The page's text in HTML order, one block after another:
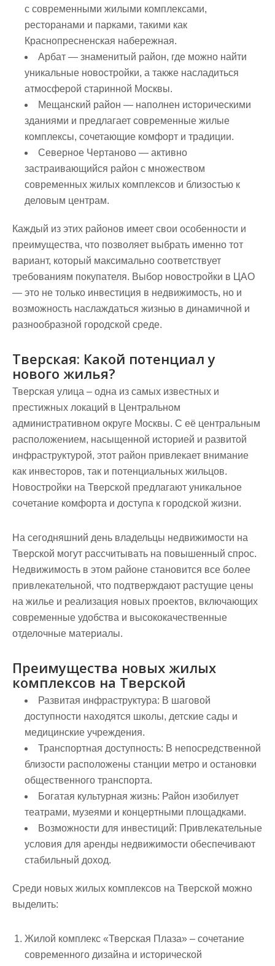
с современными жилыми комплексами,
ресторанами и парками, такими как
Краснопресненская набережная.
Арбат — знаменитый район, где можно найти
уникальные новостройки, а также насладиться
атмосферой старинной Москвы.
Мещанский район — наполнен историческими
зданиями и предлагает современные жилые
комплексы, сочетающие комфорт и традиции.
Северное Чертаново — активно
застраивающийся район с множеством
современных жилых комплексов и близостью к
деловым центрам.
Каждый из этих районов имеет свои особенности и
преимущества, что позволяет выбрать именно тот
вариант, который максимально соответствует
требованиям покупателя. Выбор новостройки в ЦАО
— это не только инвестиция в недвижимость, но и
возможность наслаждаться жизнью в динамичной и
разнообразной городской среде.
Тверская: Какой потенциал у
нового жилья?
Тверская улица – одна из самых известных и
престижных локаций в Центральном
административном округе Москвы. С её центральным
расположением, насыщенной историей и развитой
инфраструктурой, этот район привлекает внимание
как инвесторов, так и потенциальных жильцов.
Новостройки на Тверской предлагают уникальное
сочетание комфорта и доступа к городской жизни.
На сегодняшний день владельцы недвижимости на
Тверской могут рассчитывать на повышенный спрос.
Недвижимость в этом районе становится все более
привлекательной, что подтверждают растущие цены
на жилье и реализация новых проектов, включающих
современные удобства и высококачественные
отделочные материалы.
Преимущества новых жилых
комплексов на Тверской
Развитая инфраструктура: В шаговой
доступности находятся школы, детские сады и
медицинские учреждения.
Транспортная доступность: В непосредственной
близости расположены станции метро и остановки
общественного транспорта.
Богатая культурная жизнь: Район изобилует
театрами, музеями и концертными площадками.
Возможности для инвестиций: Привлекательные
условия для аренды недвижимости обеспечивают
стабильный доход.
Среди новых жилых комплексов на Тверской можно
выделить:
Жилой комплекс «Тверская Плаза» – сочетание
современного дизайна и исторической